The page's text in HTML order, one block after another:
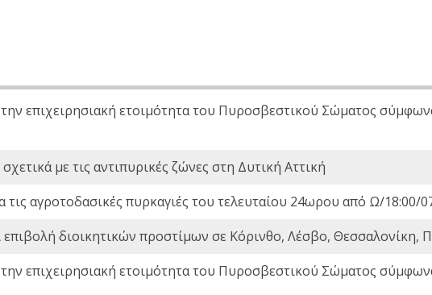
επιχειρησιακή ετοιμότητα του Πυροσβεστικού Σώματος
με τις αντιπυρικές ζώνες στη Δυτική Αττική
τις αγροτοδασικές πυρκαγιές του τελευταίου 24ωρου από Ω/
επιβολή διοικητικών προστίμων σε Κόρινθο, Λέσβο, Θεσσαλονίκη,
επιχειρησιακή ετοιμότητα του Πυροσβεστικού Σώματος